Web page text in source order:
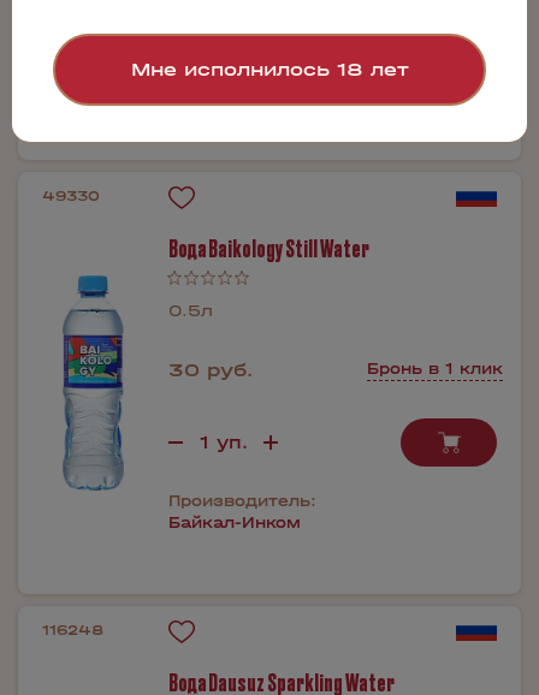
Производитель:
49330
Вода Baikology Still Water
0.5л
30 руб. Бронь в 1 клик
Производитель:
Байкал-Инком
116248
Вода Dausuz Sparkling Water
Мне исполнилось 18 лет